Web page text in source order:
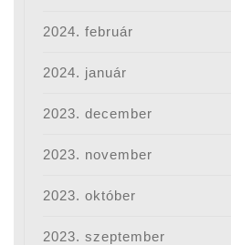
2024. február
2024. január
2023. december
2023. november
2023. október
2023. szeptember